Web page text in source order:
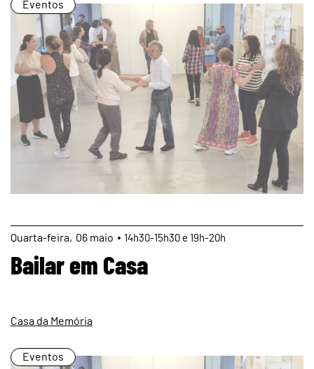
Eventos
page06 maio
Quarta 14h30-15h30 e 19h-20h
Bailar em Casa
Casa da Memória
Eventos